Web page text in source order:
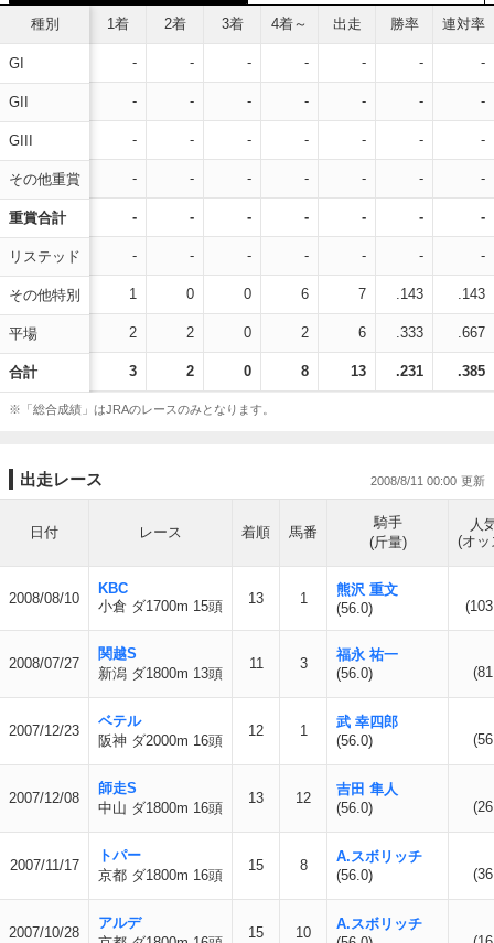
種別
GI
GII
GIII
その他重賞
重賞合計
リステッド
その他特別
平場
合計
1着 2着 3着 4着～ 出走 勝率 連対率
- - - - - - -
- - - - - - -
- - - - - - -
- - - - - - -
- - - - - - -
- - - - - - -
1 0 0 6 7 .143 .143
2 2 0 2 6 .333 .667
3 2 0 8 13 .231 .385
※「総合成績」はJRAのレースのみとなります。
出走レース 2008/8/11 00:00
日付 レース 着順 馬番
騎手
(斤量)
人
(オッ
2008/08/10
KBC
小倉 ダ1700m 15頭
13 1
熊沢 重文
(56.0)
2008/07/27
関越S
新潟 ダ1800m 13頭
11 3
福永 祐一
(56.0)
2007/12/23
ベテル
阪神 ダ2000m 16頭
12 1
武 幸四郎
(56.0)
2007/12/08
師走S
中山 ダ1800m 16頭
13 12
吉田 隼人
(56.0)
2007/11/17
トパー
京都 ダ1800m 16頭
15 8
A.スボリッチ
(56.0)
2007/10/28
アルデ
15 10
A.スボリッチ